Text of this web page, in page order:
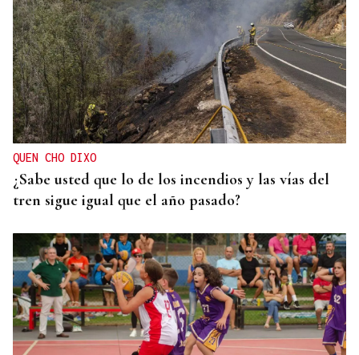
QUEN CHO DIXO
¿Sabe usted que lo de los incendios y las vías del
tren sigue igual que el año pasado?